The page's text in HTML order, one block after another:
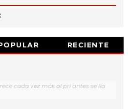
RECIENTE
cada vez más al pri antes se lla